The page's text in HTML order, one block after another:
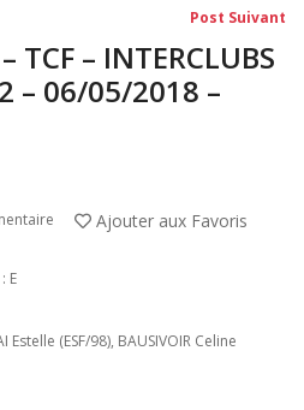
Post Suivant
TCF – INTERCLUBS
– 06/05/2018 –
Ajouter aux Favoris
E
Estelle (ESF/98), BAUSIVOIR Celine